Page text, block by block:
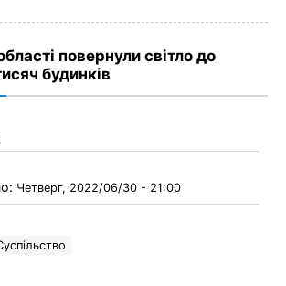
повернули світло до
будинків
Четверг, 2022/06/30 - 21:00